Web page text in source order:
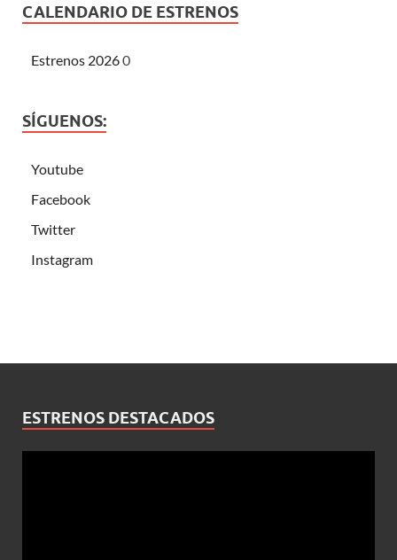
CALENDARIO DE ESTRENOS
Estrenos 20260
SÍGUENOS:
Youtube
Facebook
Twitter
Instagram
ESTRENOS DESTACADOS